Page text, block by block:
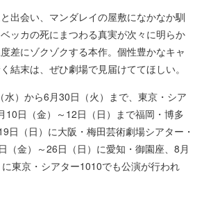
出会い、マンダレイの屋敷になかなか馴
ッカの死にまつわる真実が次々に明らか
差にゾクゾクする本作。個性豊かなキャ
結末は、ぜひ劇場で見届けててほしい。
）から6月30日（火）まで、東京・シア
10日（金）～12日（日）まで福岡・博多
日（日）に大阪・梅田芸術劇場シアター・
（金）～26日（日）に愛知・御園座、8月
東京・シアター1010でも公演が行われ